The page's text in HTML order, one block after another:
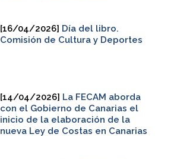
[16/04/2026] Día del libro.
Comisión de Cultura y Deportes
[14/04/2026] La FECAM aborda
con el Gobierno de Canarias el
inicio de la elaboración de la
nueva Ley de Costas en Canarias